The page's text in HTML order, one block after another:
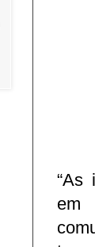
“As
em